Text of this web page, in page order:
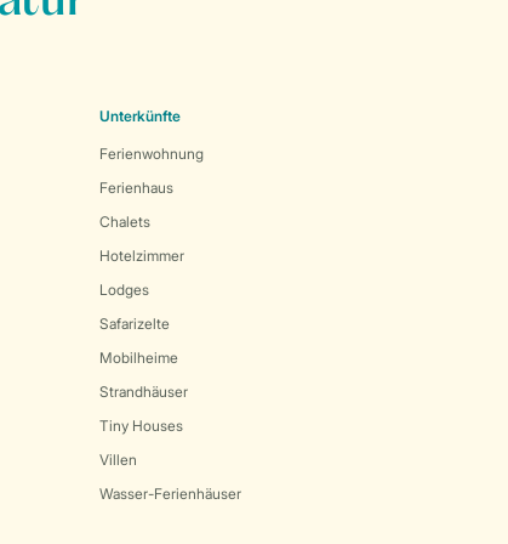
Unterkünfte
Ferienwohnung
Ferienhaus
Chalets
Hotelzimmer
Lodges
Safarizelte
Mobilheime
Strandhäuser
Tiny Houses
Villen
Wasser-Ferienhäuser